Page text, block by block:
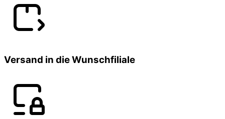
Versand in die Wunschfiliale